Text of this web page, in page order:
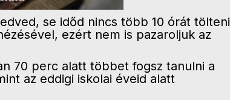
se időd nincs több 10 órát tölteni
ezért nem is pazaroljuk az
70 perc alatt többet fogsz tanulni a
az eddigi iskolai éveid alatt